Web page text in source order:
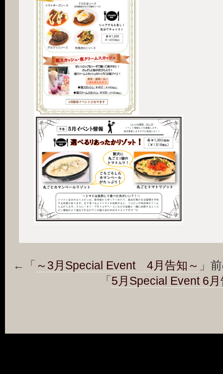
←「 ～3月Special Event 4月告知～ 」
「 5月Special Event 6